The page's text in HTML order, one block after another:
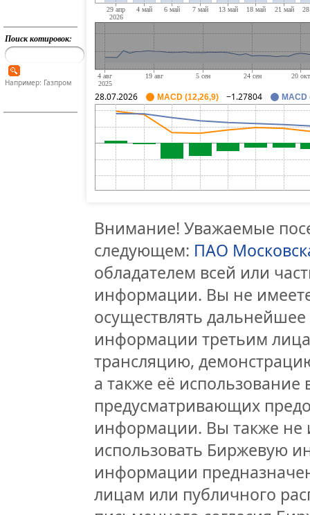
Поиск котировок:
Например: Газпром
28.07.2026 MACD (12,26,9) −1.27804 MACD
Внимание! Уважаемые
следующем: ПАО
обладателем всей или
информации. Вы не
осуществлять
информации третьим
трансляцию,
а также её
предусматривающих
информации. Вы также не
использовать Биржевую
информации
лицам или публичного